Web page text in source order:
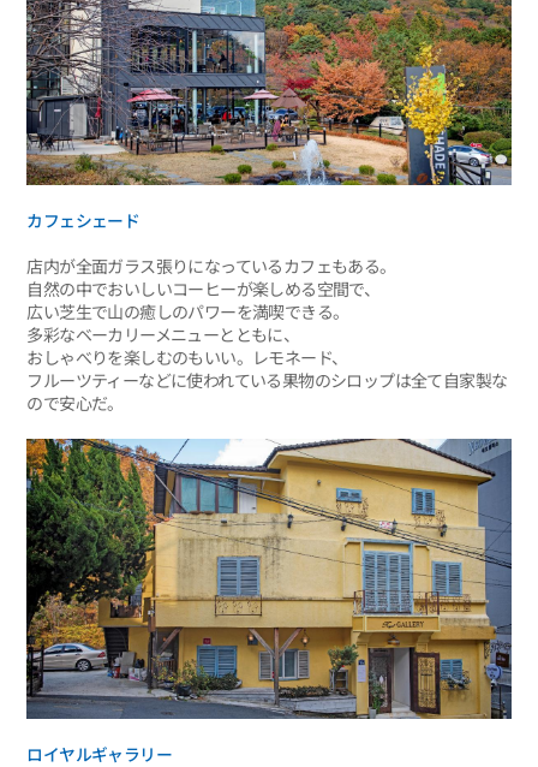
カフェシェード
店内が全面ガラス張りになっているカフェもある。
自然の中でおいしいコーヒーが楽しめる空間で、
広い芝生で山の癒しのパワーを満喫できる。
多彩なベーカリーメニューとともに、
おしゃべりを楽しむのもいい。レモネード、
フルーツティーなどに使われている果物のシロップは全て自家製な
ので安心だ。
ロイヤルギャラリー